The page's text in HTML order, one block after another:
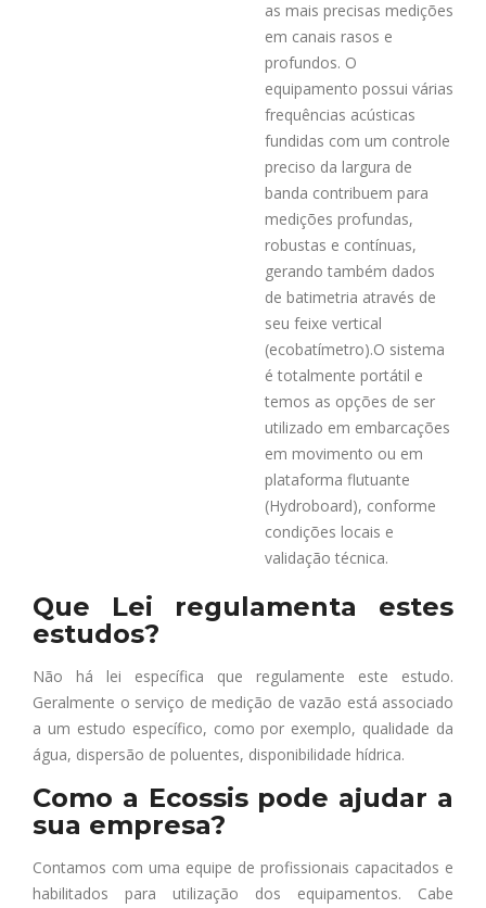
as mais precisas medições
em canais rasos e
profundos. O
equipamento possui várias
frequências acústicas
fundidas com um controle
preciso da largura de
banda contribuem para
medições profundas,
robustas e contínuas,
gerando também dados
de batimetria através de
seu feixe vertical
(ecobatímetro).O sistema
é totalmente portátil e
temos as opções de ser
utilizado em embarcações
em movimento ou em
plataforma flutuante
(Hydroboard), conforme
condições locais e
validação técnica.
Que Lei regulamenta estes
estudos?
Não há lei específica que regulamente este estudo.
Geralmente o serviço de medição de vazão está associado
a um estudo específico, como por exemplo, qualidade da
água, dispersão de poluentes, disponibilidade hídrica.
Como a Ecossis pode ajudar a
sua empresa?
Contamos com uma equipe de profissionais capacitados e
habilitados para utilização dos equipamentos. Cabe